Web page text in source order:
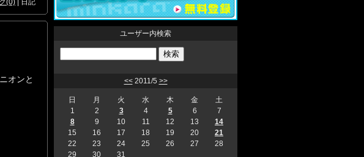
(0) | 日記
オンと
ユーザー内検索
<<2011/5 >>
日 月 火 水 木 金
土
1
2 3 4 5 6
7
8
9 10 11 12 13
14
15
16 17 18 19 20
21
22
23 24 25 26 27
28
29
30 31